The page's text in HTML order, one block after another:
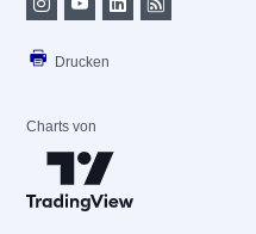
Drucken
Charts von